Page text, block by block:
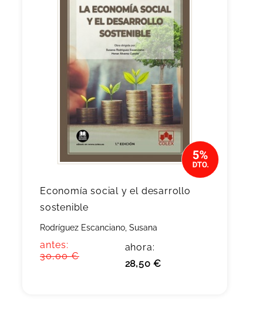
Economía social y el desarrollo
sostenible
Rodríguez Escanciano, Susana
antes:
30,00 €
ahora:
28,50 €